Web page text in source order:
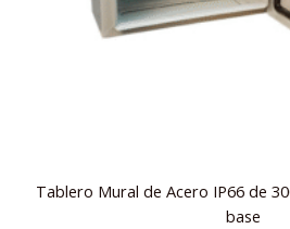
Tablero Mural de Acero IP66 de
base